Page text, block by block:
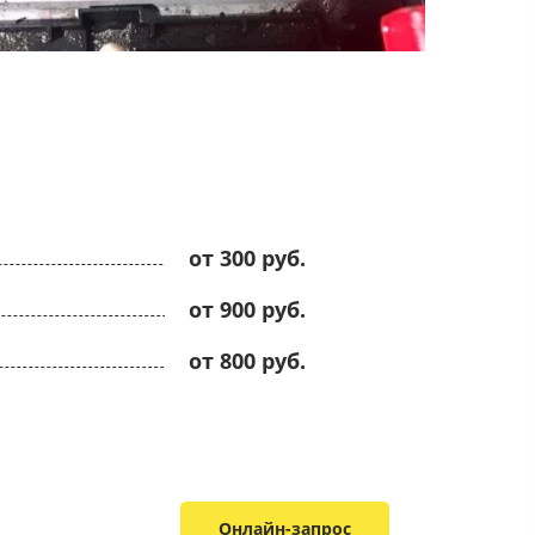
от 300 руб.
от 900 руб.
от 800 руб.
Онлайн-запрос